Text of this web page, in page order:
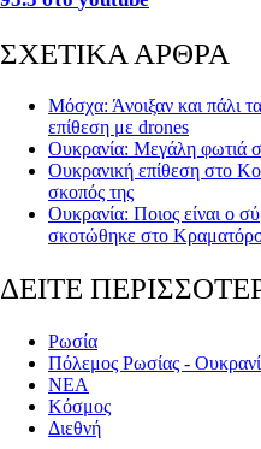
ΣΧΕΤΙΚΑ ΑΡΘΡΑ
Μόσχα: Άνοιξαν και πάλι
επίθεση με drones
Ουκρανία: Μεγάλη φωτιά
Ουκρανική επίθεση στο
σκοπός της
Ουκρανία: Ποιος είναι ο
σκοτώθηκε στο
ΔΕΙΤΕ
Ρωσία
Πόλεμος Ρωσίας -
ΝΕΑ
Κόσμος
Διεθνή